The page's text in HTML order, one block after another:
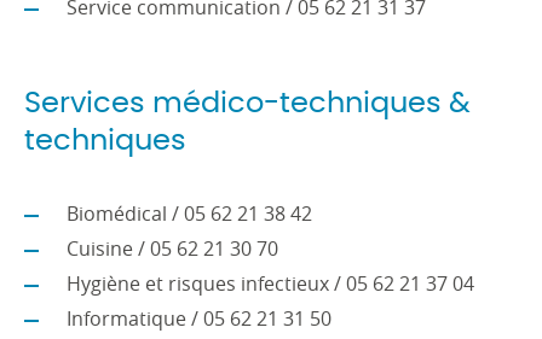
Service communication / 05 62 21 31 37
Services médico-techniques &
techniques
Biomédical / 05 62 21 38 42
Cuisine / 05 62 21 30 70
Hygiène et risques infectieux / 05 62 21 37 04
Informatique / 05 62 21 31 50